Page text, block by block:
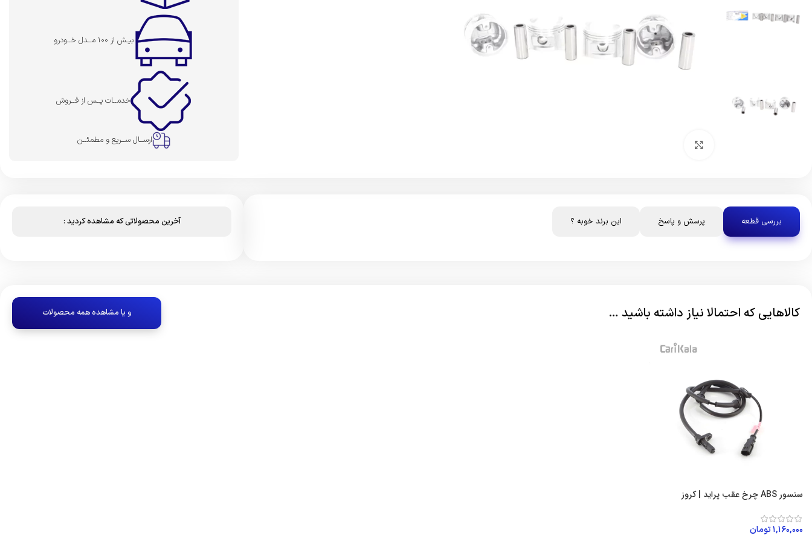
بیـش از 100 مــدل خــودرو
خدمــات پــس از فــروش
ارســال ســریع و مطمئــن
بررسی قطعه پرسش و پاسخ این برند خوبه ؟ آخرین محصولاتی که مشاهده کردید :
کالاهایی که احتمالا نیاز داشته باشید … و یا مشاهده همه محصولات
سنسور ABS چرخ عقب پراید | کروز
۱,۱۶۰,۰۰۰تومان